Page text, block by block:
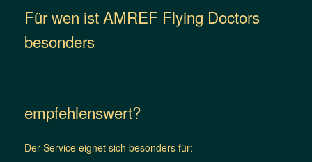
Für wen ist AMREF Flying Doctors
besonders
empfehlenswert?
Der Service eignet sich besonders für: